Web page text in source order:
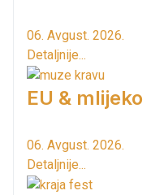
06. Avgust. 2026.
Detaljnije...
EU & mlijeko
06. Avgust. 2026.
Detaljnije...